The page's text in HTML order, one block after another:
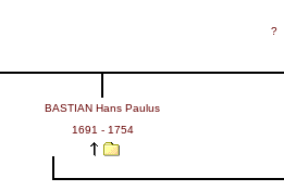
?
BASTIAN Hans Paulus
1691 - 1754